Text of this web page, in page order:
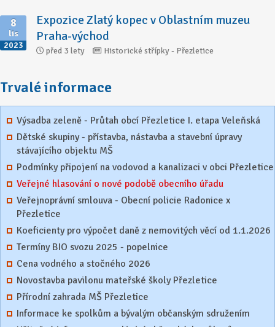
8
lis
2023
Expozice Zlatý kopec v Oblastním muzeu
Praha-východ
před 3 lety Historické střípky - Přezletice
Trvalé informace
Výsadba zeleně - Průtah obcí Přezletice I. etapa Veleňská
Dětské skupiny - přístavba, nástavba a stavební úpravy
stávajícího objektu MŠ
Podmínky připojení na vodovod a kanalizaci v obci Přezletice
Veřejné hlasování o nové podobě obecního úřadu
Veřejnoprávní smlouva - Obecní policie Radonice x
Přezletice
Koeficienty pro výpočet daně z nemovitých věcí od 1.1.2026
Termíny BIO svozu 2025 - popelnice
Cena vodného a stočného 2026
Novostavba pavilonu mateřské školy Přezletice
Přírodní zahrada MŠ Přezletice
Informace ke spolkům a bývalým občanským sdružením